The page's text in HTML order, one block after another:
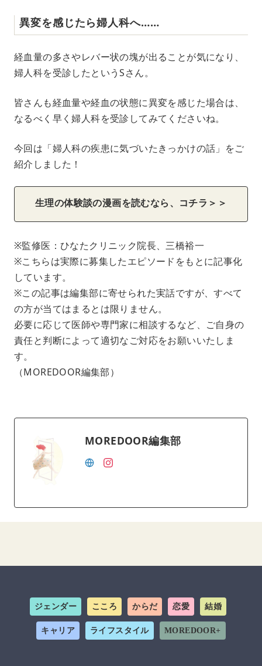
異変を感じたら婦人科へ……
経血量の多さやレバー状の塊が出ることが気になり、
婦人科を受診したというSさん。
皆さんも経血量や経血の状態に異変を感じた場合は、
なるべく早く婦人科を受診してみてくださいね。
今回は「婦人科の疾患に気づいたきっかけの話」をご
紹介しました！
生理の体験談の漫画を読むなら、コチラ＞＞
※監修医：ひなたクリニック院長、三橋裕一
※こちらは実際に募集したエピソードをもとに記事化
しています。
※この記事は編集部に寄せられた実話ですが、すべて
の方が当てはまるとは限りません。
必要に応じて医師や専門家に相談するなど、ご自身の
責任と判断によって適切なご対応をお願いいたしま
す。
（MOREDOOR編集部）
MOREDOOR編集部
ジェンダー こころ からだ 恋愛 結婚
キャリア ライフスタイル MOREDOOR+